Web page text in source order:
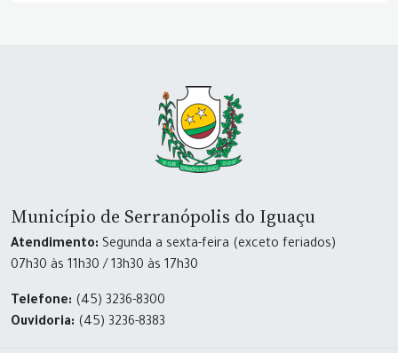
Município de Serranópolis do Iguaçu
Atendimento: Segunda a sexta-feira (exceto feriados)
07h30 às 11h30 / 13h30 às 17h30
Telefone: (45) 3236-8300
Ouvidoria: (45) 3236-8383